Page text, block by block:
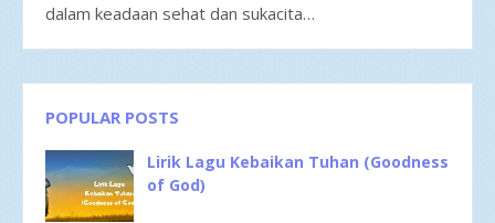
dalam keadaan sehat dan sukacita…
POPULAR POSTS
Lirik Lagu Kebaikan Tuhan (Goodness
of God)